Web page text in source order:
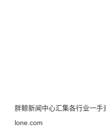
胖鲸新闻中心汇集各行业一
lone.com